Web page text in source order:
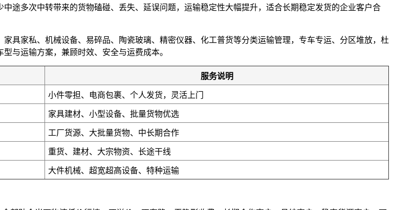
途多次中转带来的货物磕碰、丢失、延误问题，运输稳定性大幅提升，适合长期稳定发货的企业客户合
具家私、机械设备、易碎品、陶瓷玻璃、精密仪器、化工普货等分类运输管理，专车专运、分区堆放，杜
与运输方案，兼顾时效、安全与运费成本。
服务说明
小件零担、电商包裹、个人发货，灵活上门
家具建材、小型设备、批量货物优选
工厂货源、大批量货物、中长期合作
重货、建材、大宗物资、长途干线
大件机械、超宽超高设备、特种运输